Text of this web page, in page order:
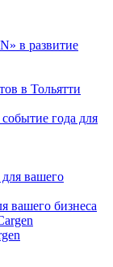
в развитие
в Тольятти
года для
вашего бизнеса